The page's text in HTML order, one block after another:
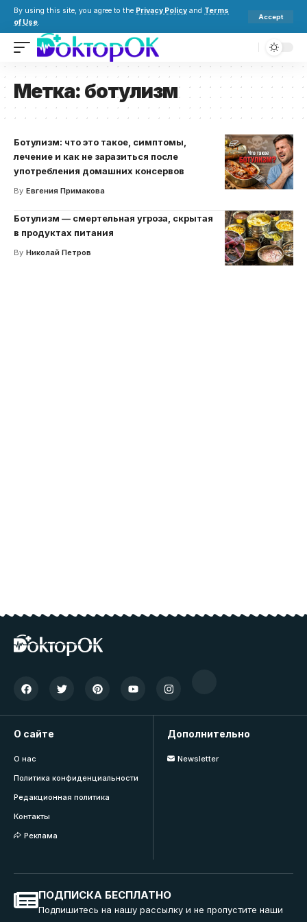
By using this site, you agree to the Privacy Policy and Terms
of Use.
Accept
Метка: ботулизм
Ботулизм: что это такое, симптомы,
лечение и как не заразиться после
употребления домашних консервов
By Евгения Примакова
Ботулизм — смертельная угроза, скрытая
в продуктах питания
By Николай Петров
О сайте
О нас
Политика конфиденциальности
Редакционная политика
Контакты
Реклама
Дополнительно
Newsletter
ПОДПИСКА БЕСПЛАТНО
Подпишитесь на нашу рассылку и не пропустите наши